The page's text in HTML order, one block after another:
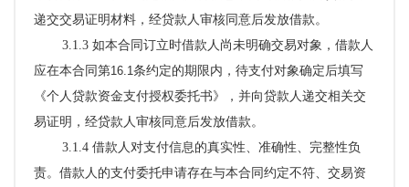
递交交易证明材料，经贷款人审核同意后发放借款。
3.1.3 如本合同订立时借款人尚未明确交易对象，借款人
应在本合同第16.1条约定的期限内， 待支付对象确定后填写
《个人贷款资金支付授权委托书》，并向贷款人递交相关交
易证明，经贷款人审核同意后发放借款。
3.1.4 借款人对支付信息的真实性、准确性、完整性负
责。借款人的支付委托申请存在与本合同约定不符、交易资